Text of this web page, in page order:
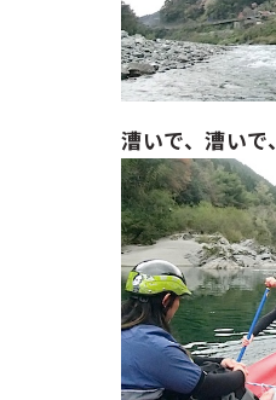
ENGLISH
漕いで、漕いで、